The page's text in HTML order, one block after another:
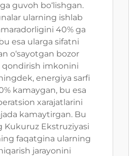
guvoh bo‘lishgan.
ularning ishlab
40% ga
esa ularga sifatni
o‘sayotgan bozor
qondirish imkonini
energiya sarfi
kamaygan, bu esa
xarajatlarini
kamaytirgan. Bu
Kukuruz Ekstruziyasi
faqatgina ularning
jarayonini